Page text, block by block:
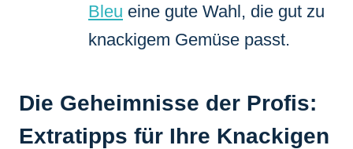
Bleu eine gute Wahl, die gut zu
knackigem Gemüse passt.
Die Geheimnisse der Profis:
Extratipps für Ihre Knackigen